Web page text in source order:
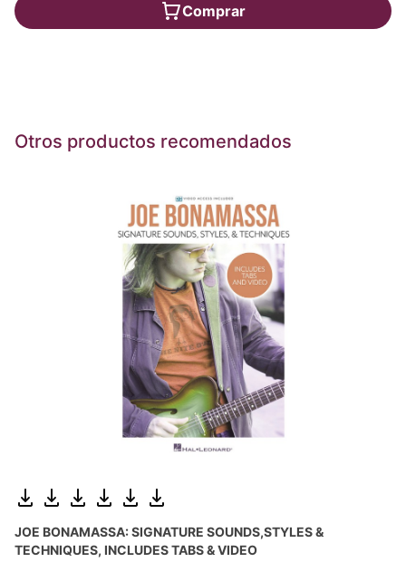
Comprar
Otros productos recomendados
JOE BONAMASSA: SIGNATURE SOUNDS,STYLES &
TECHNIQUES, INCLUDES TABS & VIDEO